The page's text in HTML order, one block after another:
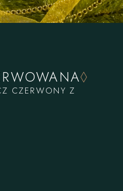
CZERWONY Z